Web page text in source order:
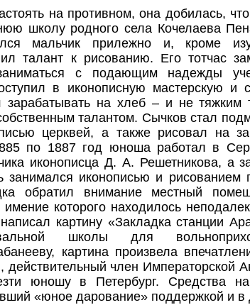
на противном, она добилась,
школу родного села Кочелаева
мальчик прилежно и, кроме
талант к рисованию. Его тотчас
с подающим надежды
в иконописную мастерскую и
зарабатывать на хлеб – и не
талантом. Сычков стал
церквей, а также рисовал на
по 1887 год юноша работал в
иконописца Д. А. Решетникова, а
занимался иконописью и рисованием
обратил внимание местный
которого находилось
картину «Закладка станции
школы для
картина произвела
член Императорской
юношу в Петербург. Средства
«юное дарование» поддержкой и